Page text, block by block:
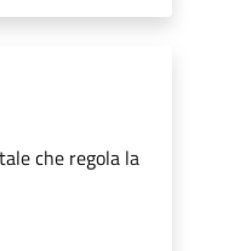
che regola la